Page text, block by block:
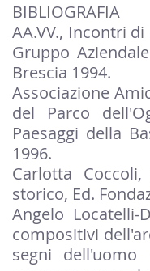
BIBLIOGRAFIA
AA.VV., Incontri
Gruppo
Brescia 1994.
Associazione
del Parco
Paesaggi della
1996.
Carlotta
storico, Ed.
Angelo
compositivi
segni